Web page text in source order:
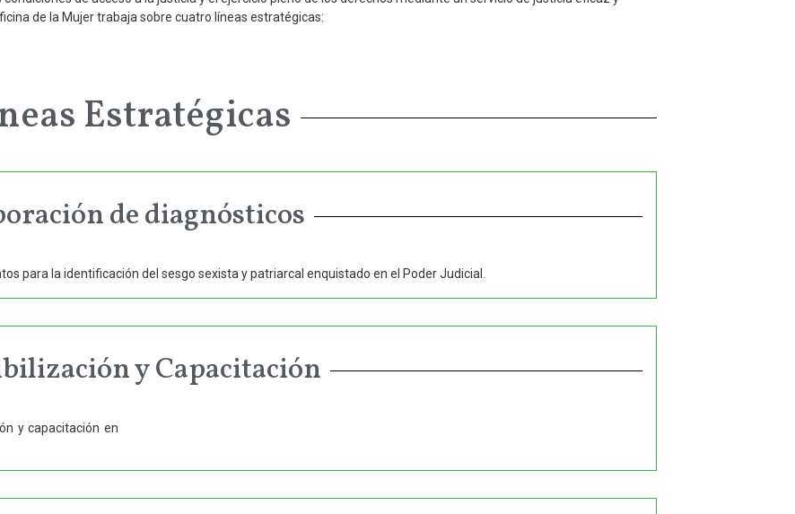
de la Mujer trabaja sobre cuatro líneas estratégicas:
Estratégicas
de diagnósticos
para la identificación del sesgo sexista y patriarcal enquistado en el Poder Judicial.
y Capacitación
y capacitación en